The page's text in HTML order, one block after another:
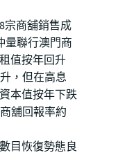
宗商舖銷售成
量聯行澳門商
值按年回升
，但在高息
本值按年下跌
舖回報率約
目恢復勢態良